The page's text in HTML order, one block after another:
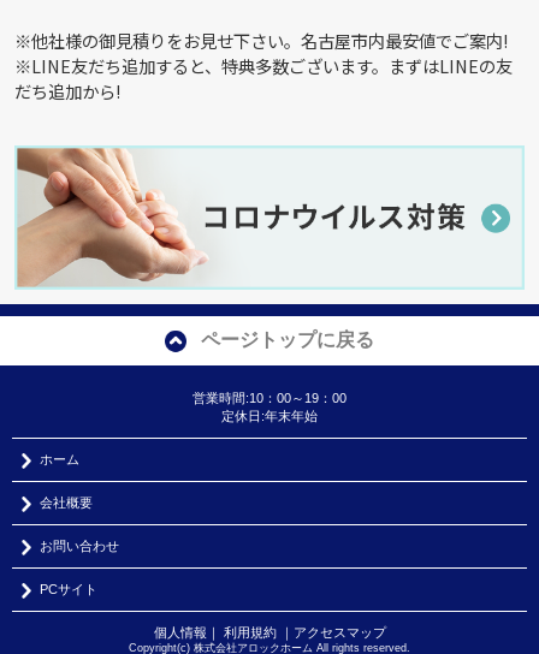
※他社様の御見積りをお見せ下さい。名古屋市内最安値でご案内!
※LINE友だち追加すると、特典多数ございます。まずはLINEの友
だち追加から!
ページトップに戻る
営業時間:10：00～19：00
定休日:年末年始
ホーム
会社概要
お問い合わせ
PCサイト
個人情報 ｜ 利用規約｜ アクセスマップ
Copyright(c) 株式会社アロックホーム All rights reserved.